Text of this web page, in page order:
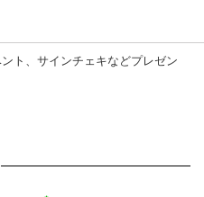
ト、サインチェキなどプレゼン